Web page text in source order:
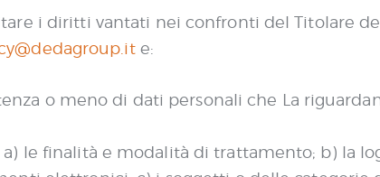
i diritti vantati nei confronti del Titolare
e:
o meno di dati personali che La
le finalità e modalità di trattamento; b) la